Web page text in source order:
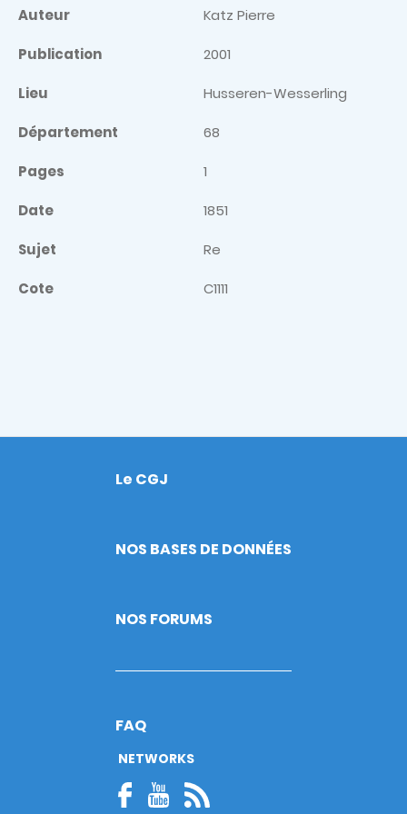
Auteur Katz Pierre
Publication 2001
Lieu Husseren-Wesserling
Département 68
Pages 1
Date 1851
Sujet Re
Cote C1111
Footer
Le CGJ
NOS BASES DE DONNÉES
NOS FORUMS
FAQ
NETWORKS